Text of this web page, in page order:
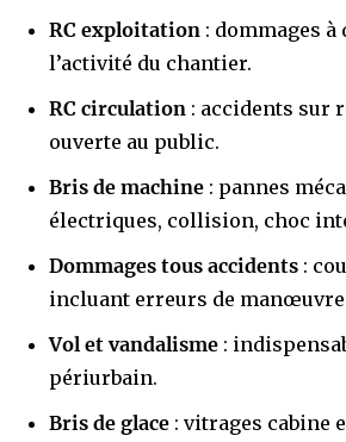
RC exploitation : dommages
l’activité du chantier.
RC circulation : accidents sur
ouverte au public.
Bris de machine : pannes
électriques, collision, choc
Dommages tous accidents :
incluant erreurs de
Vol et vandalisme :
périurbain.
Bris de glace : vitrages cabine